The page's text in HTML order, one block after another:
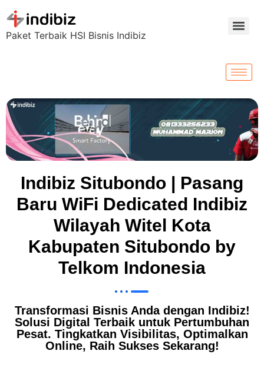
Paket Terbaik HSI Bisnis Indibiz
Indibiz Situbondo | Pasang
Baru WiFi Dedicated Indibiz
Wilayah Witel Kota
Kabupaten Situbondo by
Telkom Indonesia
Transformasi Bisnis Anda dengan Indibiz!
Solusi Digital Terbaik untuk Pertumbuhan
Pesat. Tingkatkan Visibilitas, Optimalkan
Online, Raih Sukses Sekarang!